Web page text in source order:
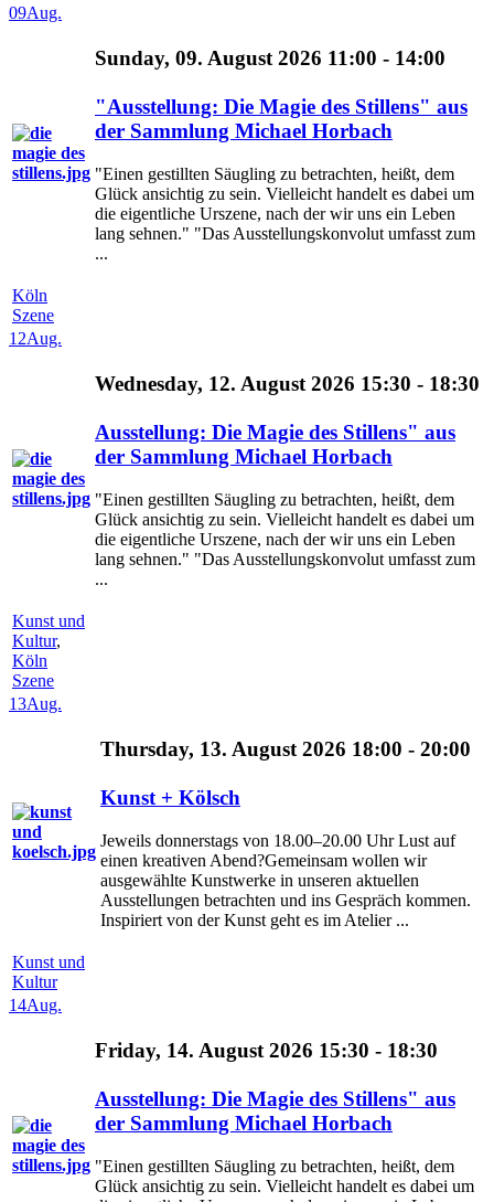
09Aug.
Sunday, 09. August 2026 11:00 - 14:00
"Ausstellung: Die Magie des Stillens" aus
der Sammlung Michael Horbach
"Einen gestillten Säugling zu betrachten, heißt, dem
Glück ansichtig zu sein. Vielleicht handelt es dabei um
die eigentliche Urszene, nach der wir uns ein Leben
lang sehnen." "Das Ausstellungskonvolut umfasst zum
...
Köln
Szene
12Aug.
Wednesday, 12. August 2026 15:30 - 18:30
Ausstellung: Die Magie des Stillens" aus
der Sammlung Michael Horbach
"Einen gestillten Säugling zu betrachten, heißt, dem
Glück ansichtig zu sein. Vielleicht handelt es dabei um
die eigentliche Urszene, nach der wir uns ein Leben
lang sehnen." "Das Ausstellungskonvolut umfasst zum
...
Kunst und
Kultur,
Köln
Szene
13Aug.
Thursday, 13. August 2026 18:00 - 20:00
Kunst + Kölsch
Jeweils donnerstags von 18.00–20.00 Uhr Lust auf
einen kreativen Abend?Gemeinsam wollen wir
ausgewählte Kunstwerke in unseren aktuellen
Ausstellungen betrachten und ins Gespräch kommen.
Inspiriert von der Kunst geht es im Atelier ...
Kunst und
Kultur
14Aug.
Friday, 14. August 2026 15:30 - 18:30
Ausstellung: Die Magie des Stillens" aus
der Sammlung Michael Horbach
"Einen gestillten Säugling zu betrachten, heißt, dem
Glück ansichtig zu sein. Vielleicht handelt es dabei um